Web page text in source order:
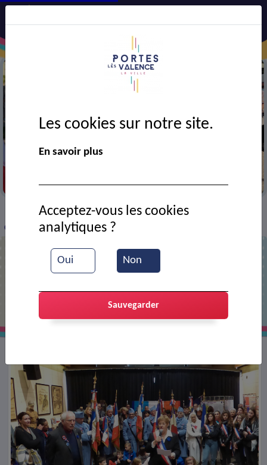
> VIE MUNICIPALE > Ressources documentaires
Cérémonie du centenaire de l'armistice
Cérémonie du centenaire de
l'armistice
Les cookies sur notre site.
En savoir plus
Oui Non
Acceptez-vous les cookies
analytiques ?
Sauvegarder